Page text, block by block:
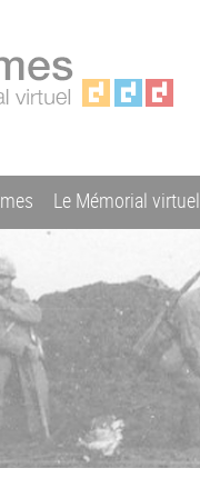
Le Mémorial virtuel